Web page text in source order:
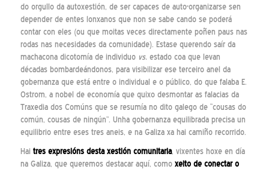
do orgullo da autoxestión, de ser capaces de auto-organizarse sen
depender de entes lonxanos que non se sabe cando se poderá
contar con eles (ou que moitas veces directamente poñen paus nas
rodas nas necesidades da comunidade). Estase querendo saír da
machacona dicotomía de individuo vs.estado coa que levan
décadas bombardeándonos, para visibilizar ese terceiro anel da
gobernanza que está entre o individual e o público, do que falaba E.
Ostrom, a nobel de economía que quixo desmontar as falacias da
Traxedia dos Comúns que se resumía no dito galego de “cousas do
común, cousas de ningún”. Unha gobernanza equilibrada precisa un
equilibrio entre eses tres aneis, e na Galiza xa hai camiño recorrido.
Hai tres expresións desta xestión comunitaria, vixentes hoxe en día
na Galiza, que queremos destacar aquí, como xeito de conectar o